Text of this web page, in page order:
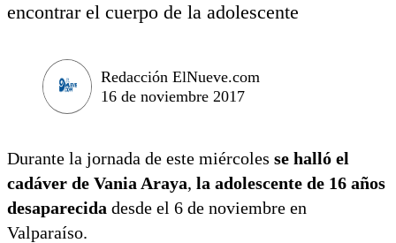
encontrar el cuerpo de la adolescente
Redacción ElNueve.com
16 de noviembre 2017
Durante la jornada de este miércoles se halló el
cadáver de Vania Araya, la adolescente de 16 años
desaparecida desde el 6 de noviembre en
Valparaíso.